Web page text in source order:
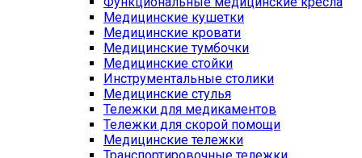
Медицинские кушетки
Медицинские кровати
Медицинские тумбочки
Медицинские стойки
Инструментальные столики
Медицинские стулья
Тележки для медикаментов
Тележки для скорой помощи
Медицинские тележки